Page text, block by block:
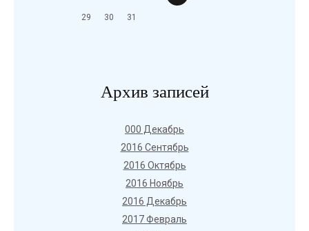
29 30 31
Архив записей
000 Декабрь
2016 Сентябрь
2016 Октябрь
2016 Ноябрь
2016 Декабрь
2017 Февраль